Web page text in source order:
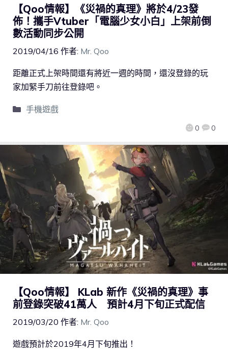
【Qoo情報】《災禍的真理》將於4/23發
佈！攜手Vtuber「電腦少女小白」上架前倒
數活動同步公開
2019/04/16 作者: Mr. Qoo
0 0
距離正式上架時間還有將近一週的時間，還沒登錄的玩
家加緊手刀前往登錄吧。
手機遊戲
【Qoo情報】 KLab 新作《災禍的真理》事
前登錄突破41萬人 預計4月下旬正式配信
2019/03/20 作者: Mr. Qoo
遊戲預計於2019年4月下旬推出！